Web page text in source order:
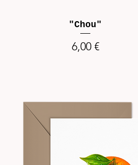
"Chou"
Prix
6,00 €